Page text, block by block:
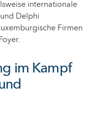
internationale
Delphi
Firmen
im Kampf